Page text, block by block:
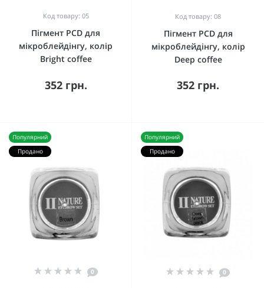
Код товару: 05
Пігмент PCD для
мікроблейдінгу, колір
Bright coffee
352 грн.
Код товару: 08
Пігмент PCD для
мікроблейдінгу, колір
Deep coffee
352 грн.
Популярний
Продано
0
Популярний
Продано
0